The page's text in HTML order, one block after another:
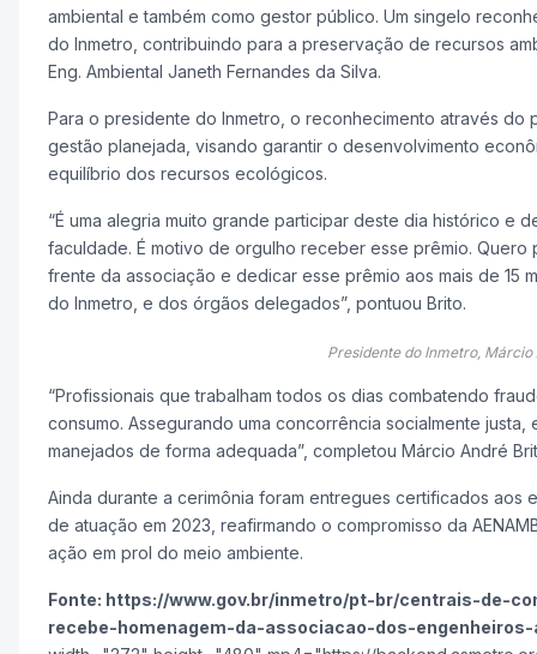
ambiental e também como gestor público. Um singelo
do Inmetro, contribuindo para a preservação de recursos
Eng. Ambiental Janeth Fernandes da Silva.
Para o presidente do Inmetro, o reconhecimento através do
gestão planejada, visando garantir o desenvolvimento
equilíbrio dos recursos ecológicos.
“É uma alegria muito grande participar deste dia histórico e
faculdade. É motivo de orgulho receber esse prêmio.
frente da associação e dedicar esse prêmio aos mais de 15
do Inmetro, e dos órgãos delegados”, pontuou Brito.
Presidente do Inmetro,
“Profissionais que trabalham todos os dias combatendo
consumo. Assegurando uma concorrência socialmente
manejados de forma adequada”, completou Márcio André
Ainda durante a cerimônia foram entregues certificados aos
de atuação em 2023, reafirmando o compromisso da
ação em prol do meio ambiente.
Fonte: https://www.gov.br/inmetro/pt-br/centrais-de-
recebe-homenagem-da-associacao-dos-